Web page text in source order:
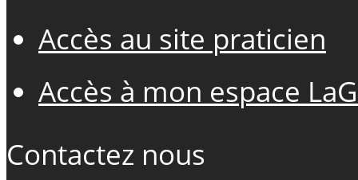
Accès au site praticien
Accès à mon espace
Contactez nous